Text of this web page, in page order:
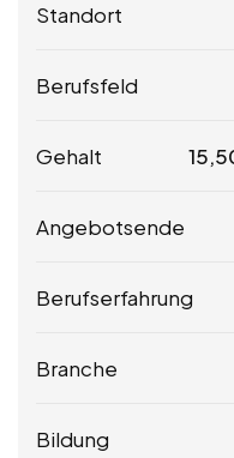
Standort
Berufsfeld
Gehalt
Angebotsende
Berufserfahrung
Branche
Bildung